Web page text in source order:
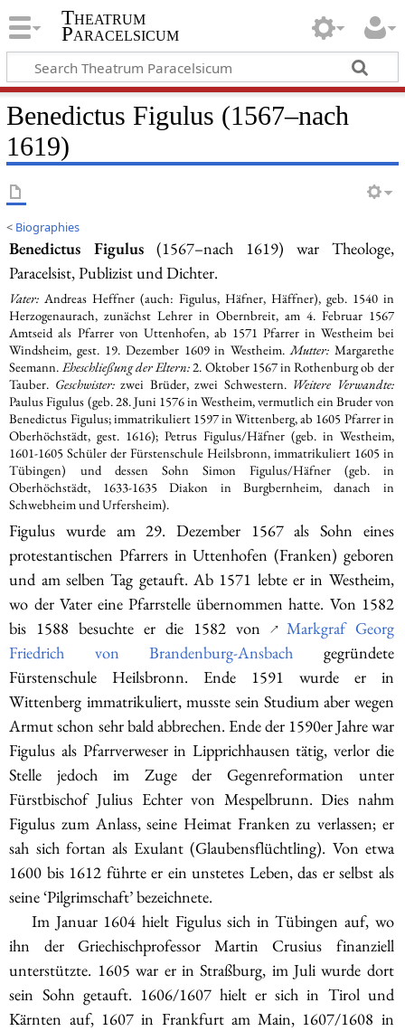
Theatrum
Paracelsicum
Benedictus Figulus (1567–nach
1619)
< Biographies
Benedictus Figulus(1567–nach 1619) war Theologe,
Paracelsist, Publizist und Dichter.
Vater: Andreas Heffner (auch: Figulus, Häfner, Häffner), geb. 1540 in
Herzogenaurach, zunächst Lehrer in Obernbreit, am 4. Februar 1567
Amtseid als Pfarrer von Uttenhofen, ab 1571 Pfarrer in Westheim bei
Windsheim, gest. 19. Dezember 1609 in Westheim.Mutter:Margarethe
Seemann.Eheschließung der Eltern:2. Oktober 1567 in Rothenburg ob der
Tauber. Geschwister:zwei Brüder, zwei Schwestern. Weitere Verwandte:
Paulus Figulus (geb. 28. Juni 1576 in Westheim, vermutlich ein Bruder von
Benedictus Figulus; immatrikuliert 1597 in Wittenberg, ab 1605 Pfarrer in
Oberhöchstädt, gest. 1616); Petrus Figulus/Häfner (geb. in Westheim,
1601-1605 Schüler der Fürstenschule Heilsbronn, immatrikuliert 1605 in
Tübingen) und dessen Sohn Simon Figulus/Häfner (geb. in
Oberhöchstädt, 1633-1635 Diakon in Burgbernheim, danach in
Schwebheim und Urfersheim).
Figulus wurde am 29. Dezember 1567 als Sohn eines
protestantischen Pfarrers in Uttenhofen (Franken) geboren
und am selben Tag getauft. Ab 1571 lebte er in Westheim,
wo der Vater eine Pfarrstelle übernommen hatte. Von 1582
bis 1588 besuchte er die 1582 von
↗ Markgraf Georg
Friedrich von Brandenburg-Ansbach gegründete
Fürstenschule Heilsbronn. Ende 1591 wurde er in
Wittenberg immatrikuliert, musste sein Studium aber wegen
Armut schon sehr bald abbrechen. Ende der 1590er Jahre war
Figulus als Pfarrverweser in Lipprichhausen tätig, verlor die
Stelle jedoch im Zuge der Gegenreformation unter
Fürstbischof Julius Echter von Mespelbrunn. Dies nahm
Figulus zum Anlass, seine Heimat Franken zu verlassen; er
sah sich fortan als Exulant (Glaubensflüchtling). Von etwa
1600 bis 1612 führte er ein unstetes Leben, das er selbst als
seine ‘Pilgrimschaft’ bezeichnete.
Im Januar 1604 hielt Figulus sich in Tübingen auf, wo
ihn der Griechischprofessor Martin Crusius finanziell
unterstützte. 1605 war er in Straßburg, im Juli wurde dort
sein Sohn getauft. 1606/1607 hielt er sich in Tirol und
Kärnten auf, 1607 in Frankfurt am Main, 1607/1608 in